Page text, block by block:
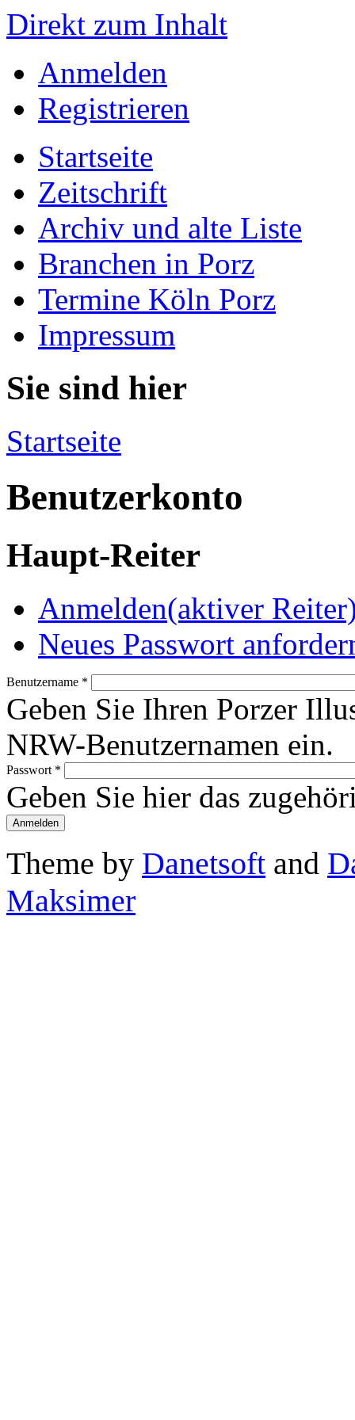
Direkt zum Inhalt
Anmelden
Registrieren
Startseite
Zeitschrift
Archiv und alte Liste
Branchen in Porz
Termine Köln Porz
Impressum
Sie sind hier
Startseite
Benutzerkonto
Haupt-Reiter
Anmelden(aktiver
Neues Passwort
Benutzername *
Geben Sie Ihren Porzer
NRW-Benutzernamen ein.
Passwort *
Geben Sie hier das
Theme by Danetsoft and
Maksimer